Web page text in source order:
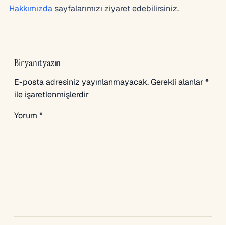
Hakkımızdasayfalarımızı ziyaret edebilirsiniz.
Bir yanıt yazın
E-posta adresiniz yayınlanmayacak.Gerekli alanlar*
ile işaretlenmişlerdir
Yorum *